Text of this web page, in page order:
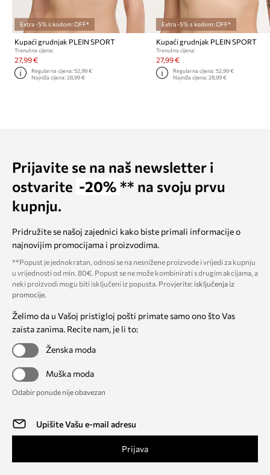
Extra -5% s kodom: OFF*
Kupaći grudnjak PLEIN SPORT
Trenutna cijena:
27,99 €
Regularna cijena:52,99 €
Najniža cijena:28,99 €
Extra -5% s kodom: OFF*
Kupaći grudnjak PLEIN SPORT
Trenutna cijena:
27,99 €
Regularna cijena: 52,99 €
Najniža cijena: 28,99 €
Prijavite se na naš newsletter i
ostvarite -20% ** na svoju prvu
kupnju.
Pridružite se našoj zajednici kako biste primali informacije o
najnovijim promocijama i proizvodima.
**Popust je jednokratan, odnosi se na nesnižene proizvode i vrijedi za kupnju
u vrijednosti od min. 80€. Popust se ne može kombinirati s drugim akcijama, a
neki proizvodi mogu biti isključeni iz popusta. Provjerite: isključenja iz
promocije.
Želimo da u Vašoj pristigloj pošti primate samo ono što Vas
zaista zanima. Recite nam, je li to:
Ženska moda
Muška moda
Odabir ponude nije obavezan
Prijava